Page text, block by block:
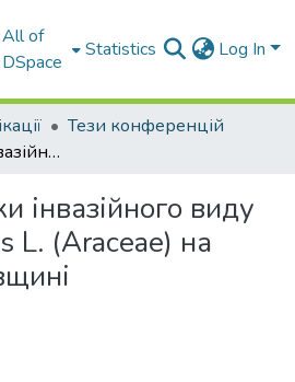
All of
DSpace
Statistics Log In
Тези конференцій
Перші знахідки інвазійного виду Pistia stratiotes L. (Araceae) на Дніпропетровщині
інвазійного виду
L. (Araceae) на